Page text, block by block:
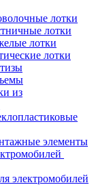
лотки
лотки
лотки
лотки
из
элементы
электромобилей